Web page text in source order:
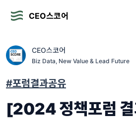
CEO스코어
CEO스코어
Biz Data, New Value & Lead Future
#포럼결과공유
[2024 정책포럼